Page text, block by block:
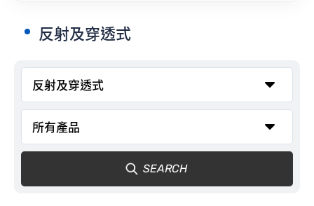
聯絡我們
反射及穿透式
SEARCH